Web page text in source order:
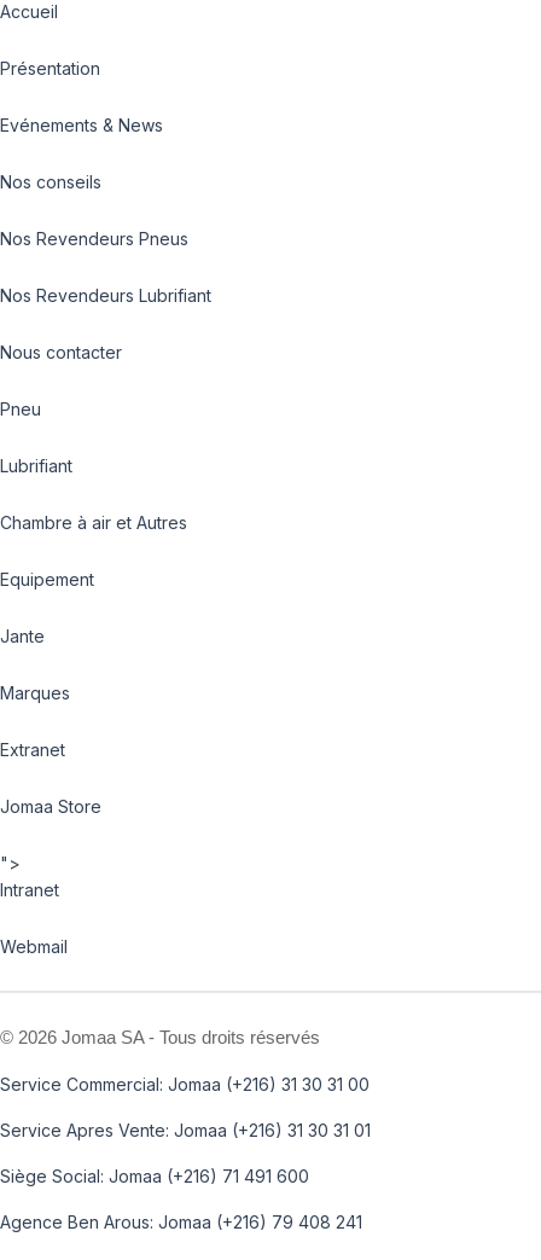
Accueil
Présentation
Evénements & News
Nos conseils
Nos Revendeurs Pneus
Nos Revendeurs Lubrifiant
Nous contacter
Pneu
Lubrifiant
Chambre à air et Autres
Equipement
Jante
Marques
Extranet
Jomaa Store
">
Intranet
Webmail
© 2026 Jomaa SA - Tous droits réservés
Service Commercial: Jomaa (+216) 31 30 31 00
Service Apres Vente: Jomaa (+216) 31 30 31 01
Siège Social: Jomaa (+216) 71 491 600
Agence Ben Arous: Jomaa (+216) 79 408 241